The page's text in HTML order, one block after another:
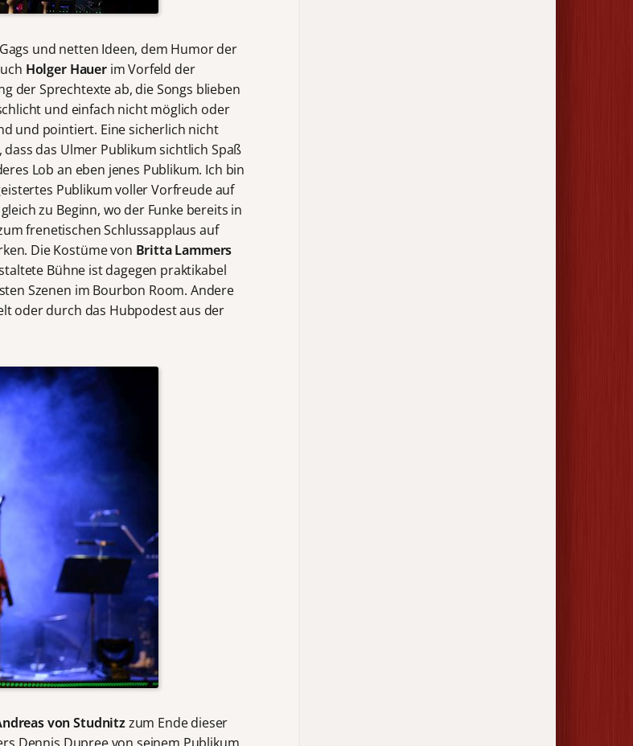
und netten Ideen, dem Humor der
Holger Hauerim Vorfeld der
der Sprechtexte ab, die Songs blieben
und einfach nicht möglich oder
und pointiert. Eine sicherlich nicht
das Ulmer Publikum sichtlich Spaß
Lob an eben jenes Publikum. Ich bin
Publikum voller Vorfreude auf
zu Beginn, wo der Funke bereits in
frenetischen Schlussapplaus auf
Die Kostüme von Britta Lammers
Bühne ist dagegen praktikabel
Szenen im Bourbon Room. Andere
oder durch das Hubpodest aus der
von Studnitzzum Ende dieser